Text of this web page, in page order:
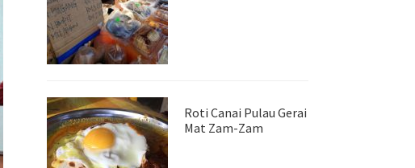
Roti Canai Pulau Gerai
Mat Zam-Zam